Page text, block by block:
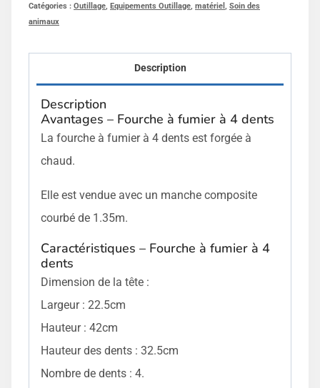
Catégories : Outillage Equipements Outillage matériel
Soin des
animaux
Description
Description
Avantages – Fourche à fumier à 4 dents
La fourche à fumier à 4 dents est forgée à
chaud.
Elle est vendue avec un manche composite
courbé de 1.35m.
Caractéristiques – Fourche à fumier à 4
dents
Dimension de la tête :
Largeur : 22.5cm
Hauteur : 42cm
Hauteur des dents : 32.5cm
Nombre de dents : 4.